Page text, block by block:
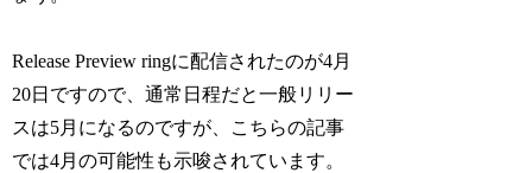
Release Preview ringに配信されたのが4月
20日ですので、通常日程だと一般リリー
スは5月になるのですが、こちらの記事
では4月の可能性も示唆されています。